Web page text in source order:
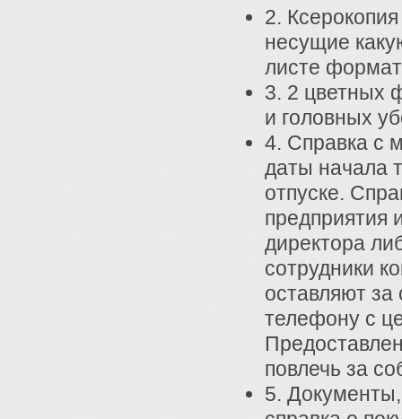
2.
несущие
листе
3. 2 цветных
и головных
4. Справка с
даты начала
отпуске.
предприятия
директора
сотрудники
оставляют за
телефону с
повлечь за
5.